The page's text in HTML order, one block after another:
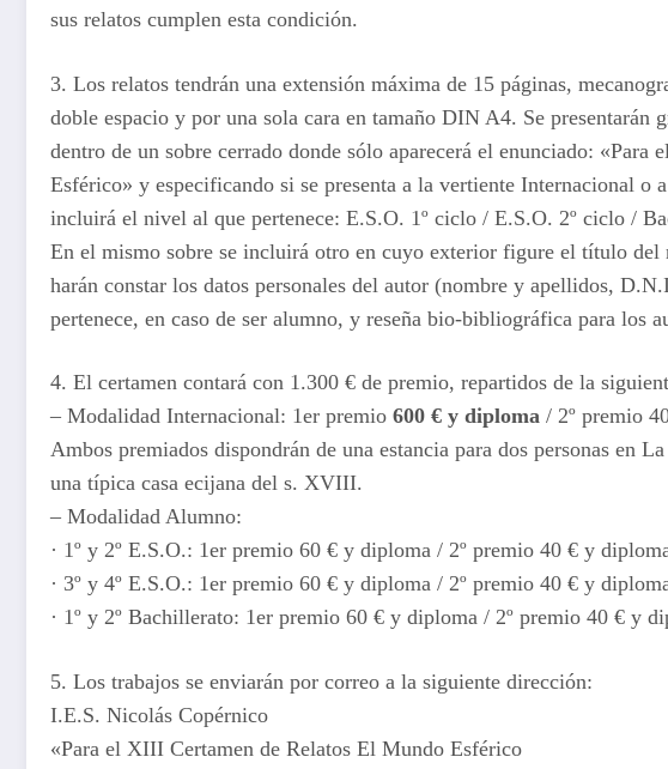
sus relatos cumplen esta condición.
3. Los relatos tendrán una extensión máxima de 15 páginas,
doble espacio y por una sola cara en tamaño DIN A4. Se presentarán
dentro de un sobre cerrado donde sólo aparecerá el enunciado:
Esférico» y especificando si se presenta a la vertiente Internacional o
incluirá el nivel al que pertenece: E.S.O. 1º ciclo / E.S.O. 2º ciclo /
En el mismo sobre se incluirá otro en cuyo exterior figure el título del
harán constar los datos personales del autor (nombre y apellidos,
pertenece, en caso de ser alumno, y reseña bio-bibliográfica para los
4. El certamen contará con 1.300 € de premio, repartidos de la
– Modalidad Internacional: 1er premio 600 € y diploma / 2º premio
Ambos premiados dispondrán de una estancia para dos personas en
una típica casa ecijana del s. XVIII.
– Modalidad Alumno:
· 1º y 2º E.S.O.: 1er premio 60 € y diploma / 2º premio 40 € y
· 3º y 4º E.S.O.: 1er premio 60 € y diploma / 2º premio 40 € y
· 1º y 2º Bachillerato: 1er premio 60 € y diploma / 2º premio 40 € y
5. Los trabajos se enviarán por correo a la siguiente dirección:
I.E.S. Nicolás Copérnico
«Para el XIII Certamen de Relatos El Mundo Esférico